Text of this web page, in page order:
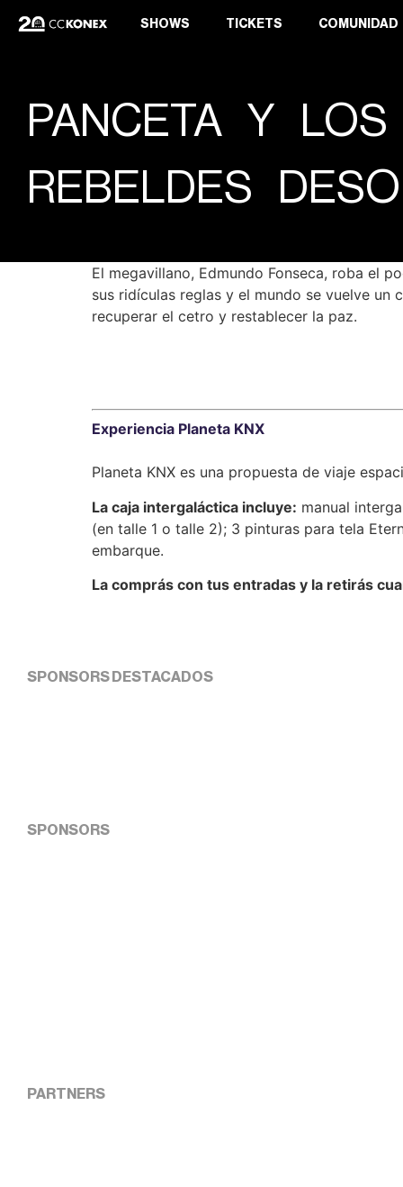
SHOWS TICKETS COMUNIDAD
PANCETA Y LOS
REBELDES
El megavillano, Edmundo Fonseca, roba el
sus ridículas reglas y el mundo se vuelve un
recuperar el cetro y restablecer la paz.
Experiencia Planeta KNX
Planeta KNX es una propuesta de viaje
La caja intergaláctica incluye: manual
(en talle 1 o talle 2); 3 pinturas para tela
embarque.
La comprás con tus entradas y la retirás
SPONSORS DESTACADOS
SPONSORS
PARTNERS